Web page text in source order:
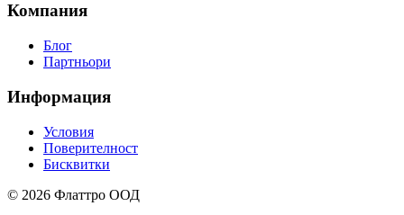
Компания
Блог
Партньори
Информация
Условия
Поверителност
Бисквитки
© 2026 Флаттро ООД